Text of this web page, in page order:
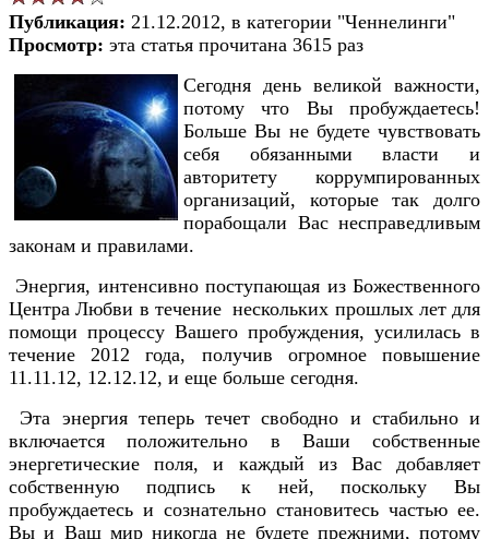
Публикация: 21.12.2012, в категории "Ченнелинги"
Просмотр: эта статья прочитана 3615 раз
Сегодня день великой важности,
потому что Вы пробуждаетесь!
Больше Вы не будете чувствовать
себя обязанными власти и
авторитету коррумпированных
организаций, которые так долго
порабощали Вас несправедливым
законам и правилами.
Энергия, интенсивно поступающая из Божественного
Центра Любви в течение нескольких прошлых лет для
помощи процессу Вашего пробуждения, усилилась в
течение 2012 года, получив огромное повышение
11.11.12, 12.12.12, и еще больше сегодня.
Эта энергия теперь течет свободно и стабильно и
включается положительно в Ваши собственные
энергетические поля, и каждый из Вас добавляет
собственную подпись к ней, поскольку Вы
пробуждаетесь и сознательно становитесь частью ее.
Вы и Ваш мир никогда не будете прежними, потому